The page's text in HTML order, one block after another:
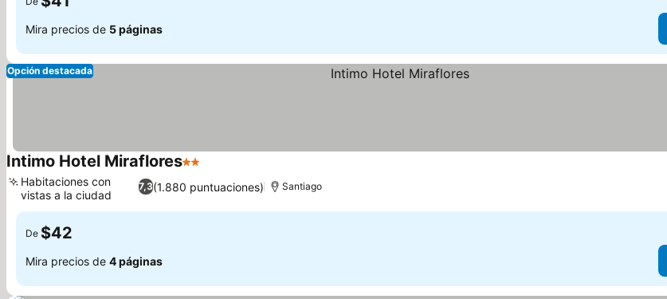
Mira precios de 5 páginas
Opción destacada
Intimo Hotel Miraflores2 Estrellas
7,3(1.880 puntuaciones)
Habitaciones con
vistas a la ciudad
Santiago
De $42
Mira precios de 4 páginas